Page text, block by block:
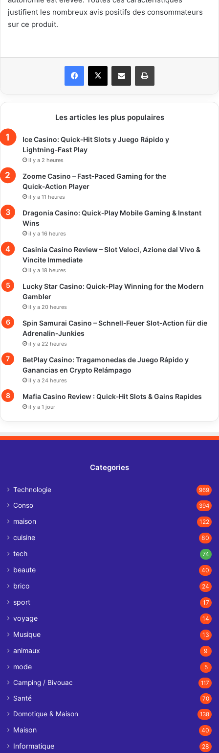
justifient les nombreux avis positifs des consommateurs
sur ce produit.
Facebook
X Partager par email Imprimer
Les articles les plus populaires
Ice Casino: Quick‑Hit Slots y Juego Rápido y
Lightning‑Fast Play
il y a 2 heures
Zoome Casino – Fast‑Paced Gaming for the
Quick‑Action Player
il y a 11 heures
Dragonia Casino: Quick‑Play Mobile Gaming & Instant
Wins
il y a 16 heures
Casinia Casino Review – Slot Veloci, Azione dal Vivo &
Vincite Immediate
il y a 18 heures
Lucky Star Casino: Quick‑Play Winning for the Modern
Gambler
il y a 20 heures
Spin Samurai Casino – Schnell‑Feuer Slot‑Action für die
Adrenalin‑Junkies
il y a 22 heures
BetPlay Casino: Tragamonedas de Juego Rápido y
Ganancias en Crypto Relámpago
il y a 24 heures
Mafia Casino Review : Quick‑Hit Slots & Gains Rapides
il y a 1 jour
Categories
Technologie 969
Conso 394
maison 122
cuisine 80
tech 74
beaute 40
brico 24
sport 17
voyage 14
Musique 13
animaux 9
mode 5
Camping / Bivouac 117
Santé 70
Domotique & Maison 138
Maison 40
Informatique 28